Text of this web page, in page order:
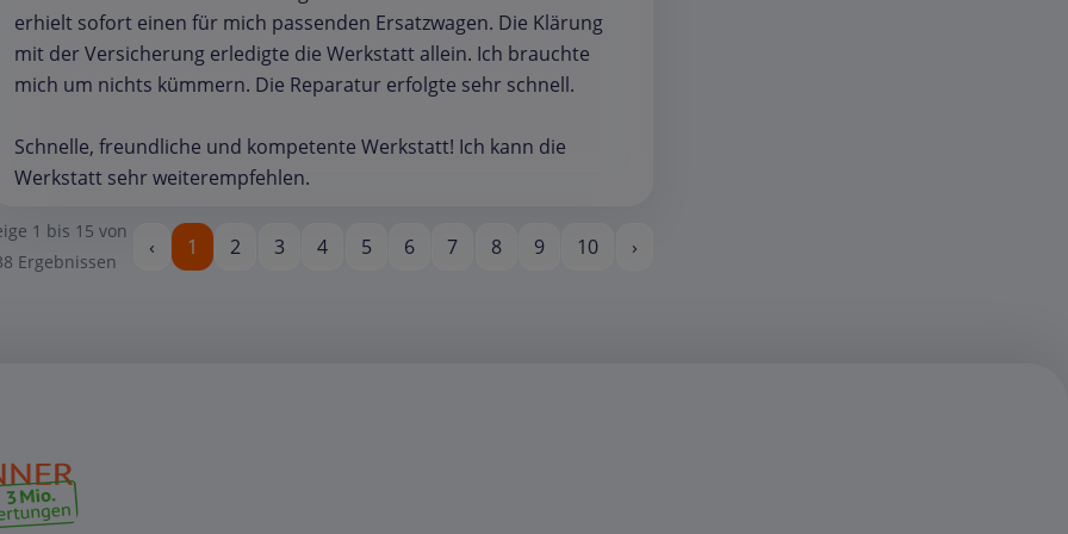
erhielt sofort einen für mich passenden Ersatzwagen. Die Klärung
mit der Versicherung erledigte die Werkstatt allein. Ich brauchte
mich um nichts kümmern. Die Reparatur erfolgte sehr schnell.
Schnelle, freundliche und kompetente Werkstatt! Ich kann die
Werkstatt sehr weiterempfehlen.
1 bis 15 von
Ergebnissen
‹ 1 2 3 4 5 6 7 8 9 10 ›